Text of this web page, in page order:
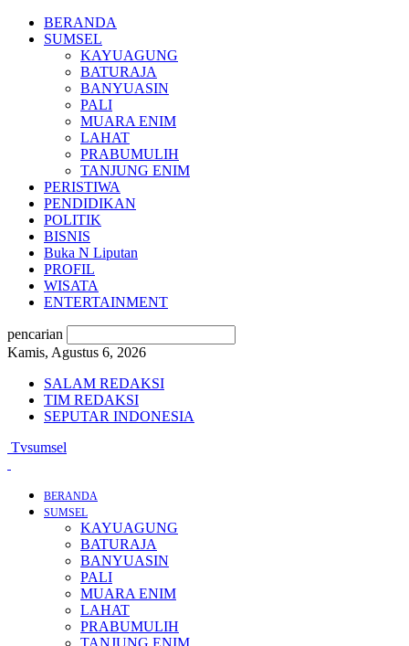
BERANDA
SUMSEL
KAYUAGUNG
BATURAJA
BANYUASIN
PALI
MUARA ENIM
LAHAT
PRABUMULIH
TANJUNG ENIM
PERISTIWA
PENDIDIKAN
POLITIK
BISNIS
Buka N Liputan
PROFIL
WISATA
ENTERTAINMENT
pencarian
Kamis, Agustus 6, 2026
SALAM REDAKSI
TIM REDAKSI
SEPUTAR INDONESIA
Tvsumsel
BERANDA
SUMSEL
KAYUAGUNG
BATURAJA
BANYUASIN
PALI
MUARA ENIM
LAHAT
PRABUMULIH
TANJUNG ENIM